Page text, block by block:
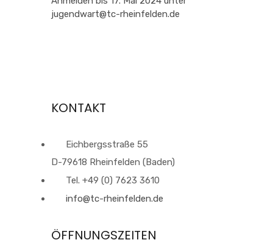
jugendwart@tc-rheinfelden.de
KONTAKT
Eichbergsstraße 55
D-79618 Rheinfelden (Baden)
Tel. +49 (0) 7623 3610
info@tc-rheinfelden.de
ÖFFNUNGSZEITEN